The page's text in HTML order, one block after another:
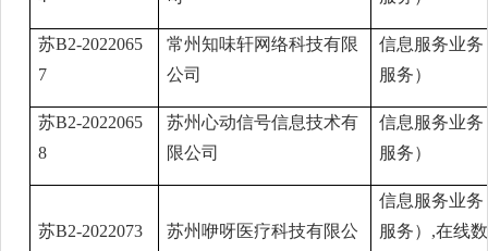
苏B2-2022065
7
常州知味轩网络科技有限
公司
信息服务业
服务）
苏B2-2022065
8
苏州心动信号信息技术有
限公司
信息服务业
服务）
苏B2-2022073
苏州咿呀医疗科技有限公
信息服务业
服务）,在线